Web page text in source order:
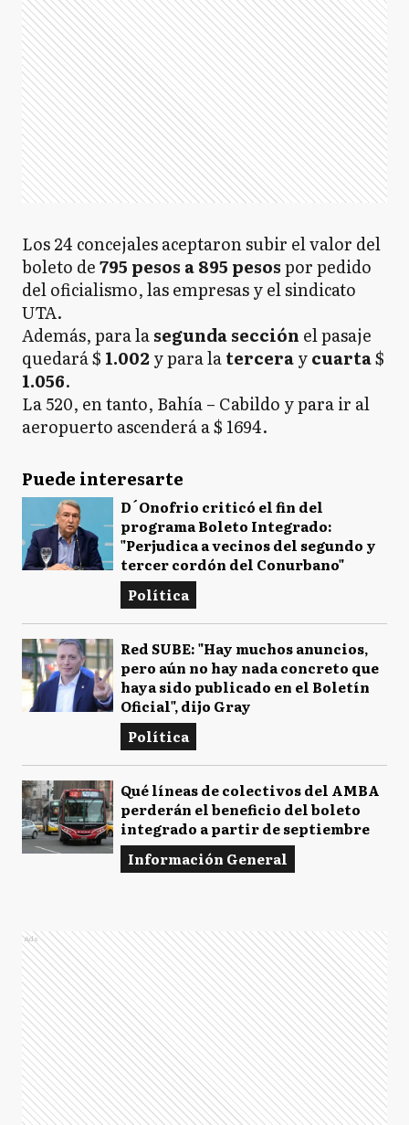
Los 24 concejales aceptaron subir el valor del
boleto de795 pesos a 895 pesospor pedido
del oficialismo, las empresas y el sindicato
UTA.
Además, para lasegunda sección el pasaje
quedará $ 1.002y para laterceraycuarta$
1.056.
La 520, en tanto, Bahía – Cabildo y para ir al
aeropuerto ascenderá a $ 1694.
Puede interesarte
D´Onofrio criticó el fin del
programa Boleto Integrado:
"Perjudica a vecinos del segundo y
tercer cordón del Conurbano"
Política
Red SUBE: "Hay muchos anuncios,
pero aún no hay nada concreto que
haya sido publicado en el Boletín
Oficial", dijo Gray
Política
Qué líneas de colectivos del AMBA
perderán el beneficio del boleto
integrado a partir de septiembre
Información General
Ads